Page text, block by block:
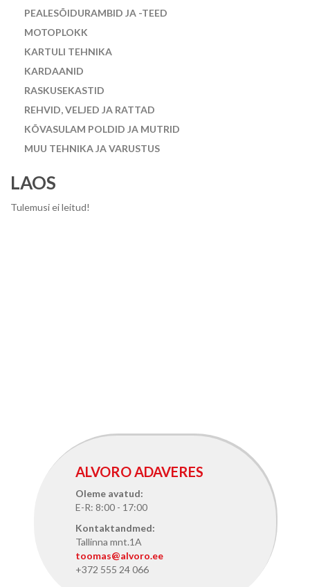
PEALESÕIDURAMBID JA -TEED
MOTOPLOKK
KARTULI TEHNIKA
KARDAANID
RASKUSEKASTID
REHVID, VELJED JA RATTAD
KÕVASULAM POLDID JA MUTRID
MUU TEHNIKA JA VARUSTUS
LAOS
Tulemusi ei leitud!
ALVORO ADAVERES
Oleme avatud:
E-R: 8:00 - 17:00
Kontaktandmed:
Tallinna mnt.1A
toomas@alvoro.ee
+372 555 24 066